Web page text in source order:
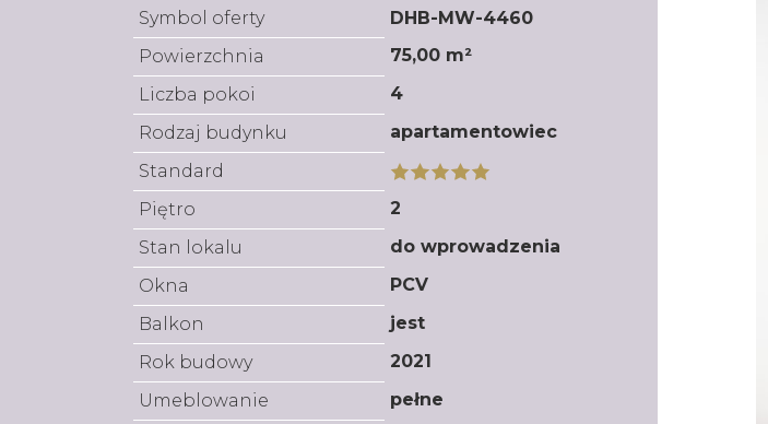
Symbol oferty
DHB-MW-4460
Powierzchnia
75,00 m²
Liczba pokoi
4
Rodzaj budynku
apartamentowiec
Standard
Piętro
2
Stan lokalu
do wprowadzenia
Okna
PCV
Balkon
jest
Rok budowy
2021
Umeblowanie
pełne